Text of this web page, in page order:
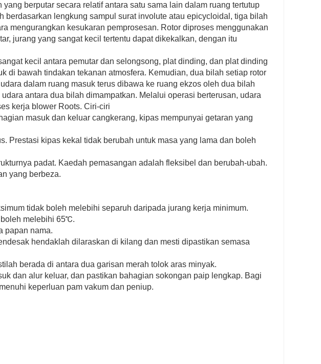
berputar secara relatif antara satu sama lain dalam ruang tertutup
lengkung sampul surat involute atau epicycloidal, tiga bilah
mengurangkan kesukaran pemprosesan. Rotor diproses menggunakan
jurang yang sangat kecil tertentu dapat dikekalkan, dengan itu
kecil antara pemutar dan selongsong, plat dinding, dan plat dinding
di bawah tindakan tekanan atmosfera. Kemudian, dua bilah setiap rotor
dalam ruang masuk terus dibawa ke ruang ekzos oleh dua bilah
antara dua bilah dimampatkan. Melalui operasi berterusan, udara
kerja blower Roots. Ciri-ciri
masuk dan keluar cangkerang, kipas mempunyai getaran yang
Prestasi kipas kekal tidak berubah untuk masa yang lama dan boleh
padat. Kaedah pemasangan adalah fleksibel dan berubah-ubah.
yang berbeza.
tidak boleh melebihi separuh daripada jurang kerja minimum.
melebihi 65℃.
papan nama.
hendaklah dilaraskan di kilang dan mesti dipastikan semasa
berada di antara dua garisan merah tolok aras minyak.
dan alur keluar, dan pastikan bahagian sokongan paip lengkap. Bagi
keperluan pam vakum dan peniup.